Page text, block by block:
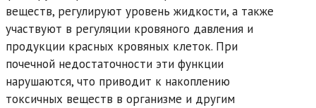
веществ, регулируют уровень жидкости, а также
участвуют в регуляции кровяного давления и
продукции красных кровяных клеток. При
почечной недостаточности эти функции
нарушаются, что приводит к накоплению
токсичных веществ в организме и другим